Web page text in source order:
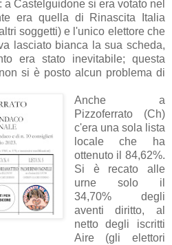
Castelguidone si era votato nel
era quella di Rinascita Italia
soggetti) e l'unico elettore che
lasciato bianca la sua scheda,
era stato inevitabile; questa
si è posto alcun problema di
Anche a
Pizzoferrato (Ch)
c'era una sola lista
locale che ha
ottenuto il 84,62%.
Si è recato alle
urne solo il
34,70% degli
aventi diritto, al
netto degli iscritti
Aire (gli elettori